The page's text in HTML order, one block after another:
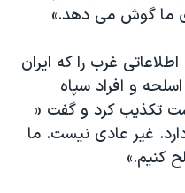
ما گوش می دهد.»
غرب را که ایران
و افراد سپاه
تکذیب کرد و گفت «
غیر عادی نیست. ما
کنیم.»